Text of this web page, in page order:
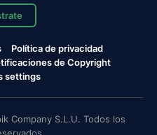
Política de privacidad
de Copyright
settings
Company S.L.U. Todos los